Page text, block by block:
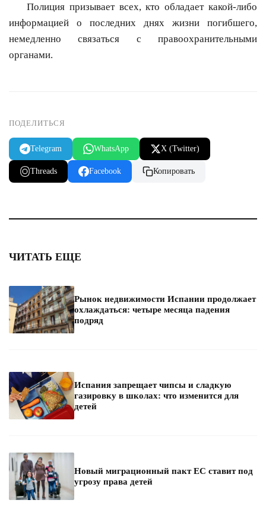
Полиция призывает всех, кто обладает какой-либо
информацией о последних днях жизни погибшего,
немедленно связаться с правоохранительными
органами.
ПОДЕЛИТЬСЯ
Telegram WhatsApp X (Twitter)
Threads Facebook Копировать
ЧИТАТЬ ЕЩЕ
Рынок недвижимости Испании продолжает
охлаждаться: четыре месяца падения
подряд
Испания запрещает чипсы и сладкую
газировку в школах: что изменится для
детей
Новый миграционный пакт ЕС ставит под
угрозу права детей